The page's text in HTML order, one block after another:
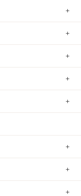
＋
＋
＋
＋
＋
＋
＋
＋